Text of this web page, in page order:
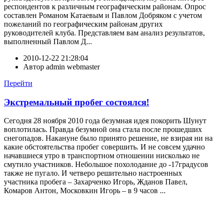
респондентов к различным географическим районам. Опрос
составлен Романом Катаевым и Павлом Добряком с учетом
пожеланий по географическим районам других
руководителей клуба. Представляем вам анализ результатов,
выполненный Павлом Д...
2010-12-22 21:28:04
Автор admin webmaster
Перейти
Экстремальный пробег состоялся!
Сегодня 28 ноября 2010 года безумная идея покорить Шунут
воплотилась. Правда безумной она стала после прошедших
снегопадов. Накануне было принято решение, не взирая ни на
какие обстоятельства пробег совершить. И не совсем удачно
начавшиеся утро в транспортном отношении нисколько не
смутило участников. Небольшое похолодание до -17градусов
также не пугало. И четверо решительно настроенных
участника пробега – Захарченко Игорь, Жданов Павел,
Комаров Антон, Московкин Игорь – в 9 часов ...